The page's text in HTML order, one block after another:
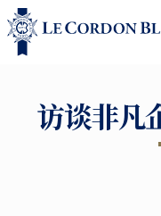
访谈非凡